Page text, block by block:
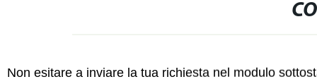
Non esitare a inviare la tua richiesta nel modulo